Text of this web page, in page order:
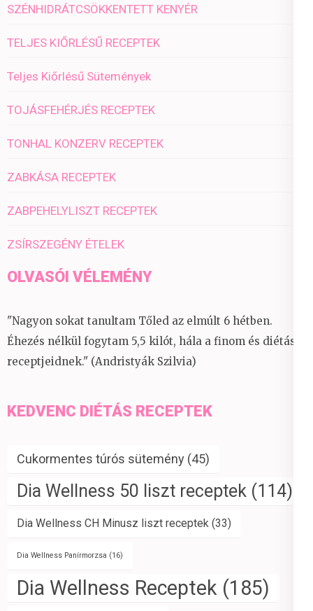
SZÉNHIDRÁTCSÖKKENTETT KENYÉR
TELJES KIŐRLÉSŰ RECEPTEK
Teljes Kiőrlésű Sütemények
TOJÁSFEHÉRJÉS RECEPTEK
TONHAL KONZERV RECEPTEK
ZABKÁSA RECEPTEK
ZABPEHELYLISZT RECEPTEK
ZSÍRSZEGÉNY ÉTELEK
OLVASÓI VÉLEMÉNY
"Nagyon sokat tanultam Tőled az elmúlt 6 hétben.
Éhezés nélkül fogytam 5,5 kilót, hála a finom és diétás
receptjeidnek." (Andristyák Szilvia)
KEDVENC DIÉTÁS RECEPTEK
Cukormentes túrós sütemény (45)
Dia Wellness 50 liszt receptek (114)
Dia Wellness CH Minusz liszt receptek (33)
Dia Wellness Panírmorzsa (16)
Dia Wellness Receptek (185)